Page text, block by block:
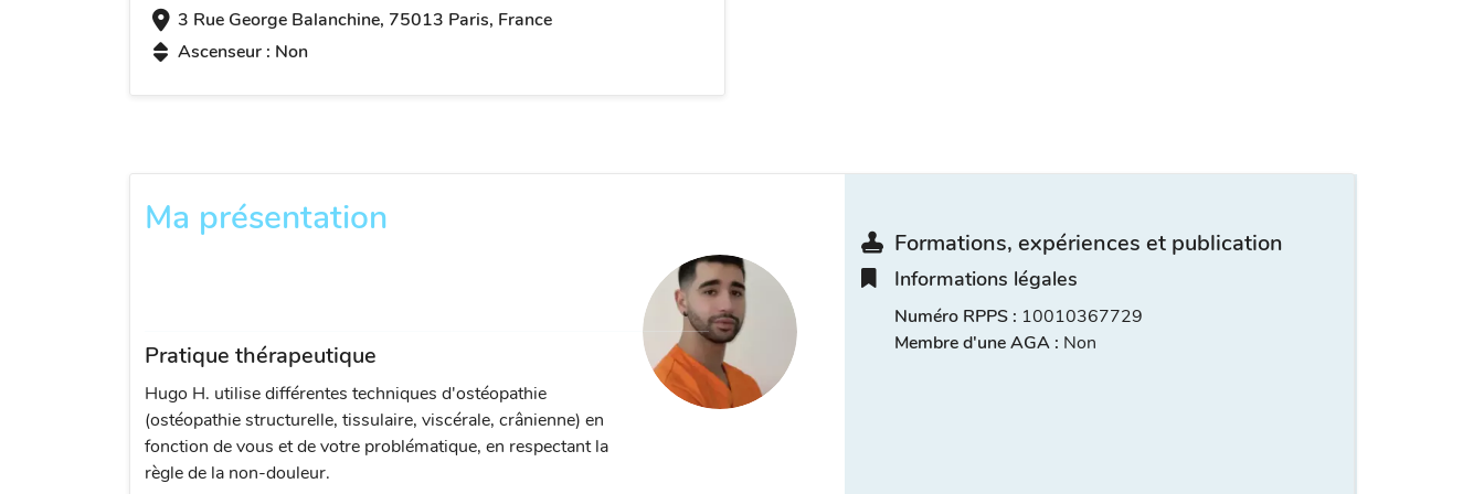
3 Rue George Balanchine, 75013 Paris, France
Ascenseur : Non
Ma présentation
Pratique thérapeutique
Hugo H. utilise différentes techniques d'ostéopathie
(ostéopathie structurelle, tissulaire, viscérale, crânienne) en
fonction de vous et de votre problématique, en respectant la
règle de la non-douleur.
Formations, expériences et publication
Informations légales
Numéro RPPS : 10010367729
Membre d'une AGA : Non